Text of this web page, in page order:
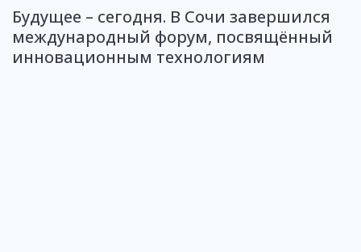
Будущее – сегодня. В Сочи завершился
международный форум, посвящённый
инновационным технологиям